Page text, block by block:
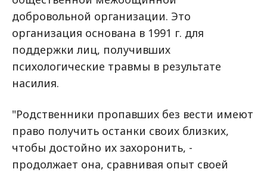
добровольной организации. Это
организация основана в 1991 г. для
поддержки лиц, получивших
психологические травмы в результате
насилия.
"Родственники пропавших без вести имеют
право получить останки своих близких,
чтобы достойно их захоронить, -
продолжает она, сравнивая опыт своей